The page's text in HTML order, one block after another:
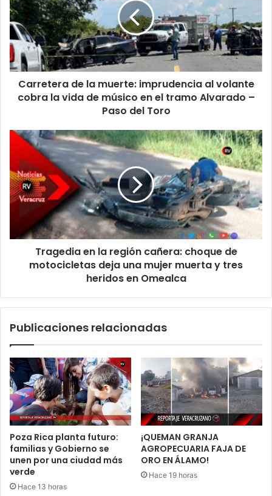
muerte:
imprudencia
al
volante
cobra
la
vida
de
el
tramo
Alvarado
–
Paso
del
Carretera de la muerte: imprudencia al volante
cobra la vida de músico en el tramo Alvarado –
Paso del Toro
Tragedia
región
cañera:
choque
motocicletas
deja
mujer
tres
en
Tragedia en la región cañera: choque de
motocicletas deja una mujer muerta y tres
heridos en Omealca
Publicaciones relacionadas
Poza Rica planta futuro:
familias y Gobierno se
unen por una ciudad más
verde
Hace 13 horas
¡QUEMAN GRANJA
AGROPECUARIA FAJA DE
ORO EN ÁLAMO!
Hace 19 horas